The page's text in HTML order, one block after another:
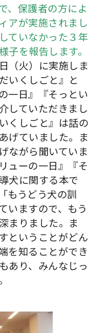
、保護者の方によ
アが実施されまし
ていなかった３年
子を報告します。
（火）に実施しま
いくしごと』と
一日』『そっとい
していただきまし
くしごと』は話の
げていました。ま
ながら聞いていま
ューの一日』『そ
犬に関する本で
もうどう犬の訓
いますので、もう
まりました。ま
ということがどん
を知ることができ
あり、みんなじっ